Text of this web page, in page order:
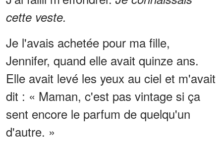
cette veste.
Je l'avais achetée pour ma fille,
Jennifer, quand elle avait quinze ans.
Elle avait levé les yeux au ciel et m'avait
dit : « Maman, c'est pas vintage si ça
sent encore le parfum de quelqu'un
d'autre. »